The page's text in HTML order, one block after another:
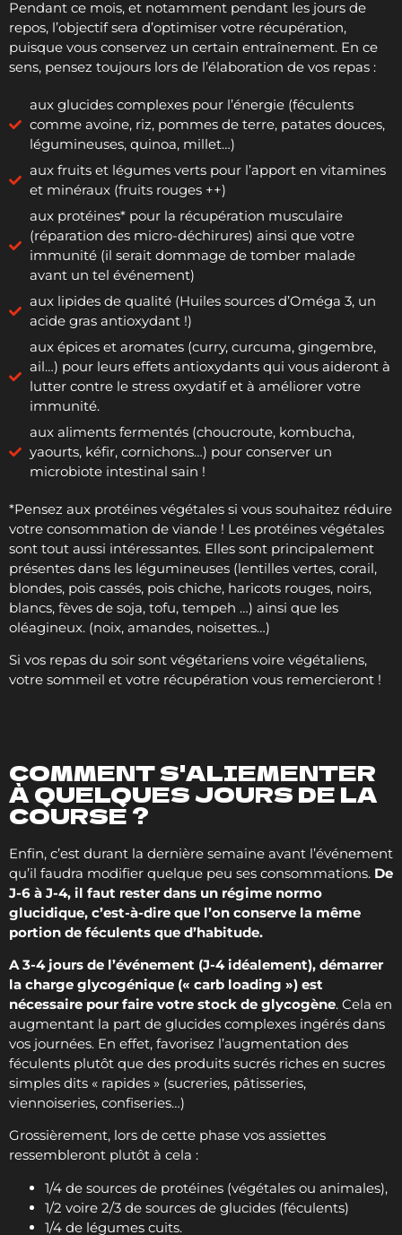
Pendant ce mois, et notamment pendant les jours de
repos, l’objectif sera d’optimiser votre récupération,
puisque vous conservez un certain entraînement. En ce
sens, pensez toujours lors de l’élaboration de vos repas :
aux glucides complexes pour l’énergie (féculents
comme avoine, riz, pommes de terre, patates douces,
légumineuses, quinoa, millet…)
aux fruits et légumes verts pour l’apport en vitamines
et minéraux (fruits rouges ++)
aux protéines* pour la récupération musculaire
(réparation des micro-déchirures) ainsi que votre
immunité (il serait dommage de tomber malade
avant un tel événement)
aux lipides de qualité (Huiles sources d’Oméga 3, un
acide gras antioxydant !)
aux épices et aromates (curry, curcuma, gingembre,
ail…) pour leurs effets antioxydants qui vous aideront à
lutter contre le stress oxydatif et à améliorer votre
immunité.
aux aliments fermentés (choucroute, kombucha,
yaourts, kéfir, cornichons…) pour conserver un
microbiote intestinal sain !
*Pensez aux protéines végétales si vous souhaitez réduire
votre consommation de viande ! Les protéines végétales
sont tout aussi intéressantes. Elles sont principalement
présentes dans les légumineuses (lentilles vertes, corail,
blondes, pois cassés, pois chiche, haricots rouges, noirs,
blancs, fèves de soja, tofu, tempeh …) ainsi que les
oléagineux. (noix, amandes, noisettes…)
Si vos repas du soir sont végétariens voire végétaliens,
votre sommeil et votre récupération vous remercieront !
COMMENT S'ALIEMENTER
À QUELQUES JOURS DE LA
COURSE ?
Enfin, c’est durant la dernière semaine avant l’événement
qu’il faudra modifier quelque peu ses consommations. De
J-6 à J-4, il faut rester dans un régime normo
glucidique, c’est-à-dire que l’on conserve la même
portion de féculents que d’habitude.
A 3-4 jours de l’événement (J-4 idéalement), démarrer
la charge glycogénique (« carb loading ») est
nécessaire pour faire votre stock de glycogène. Cela en
augmentant la part de glucides complexes ingérés dans
vos journées. En effet, favorisez l’augmentation des
féculents plutôt que des produits sucrés riches en sucres
simples dits « rapides » (sucreries, pâtisseries,
viennoiseries, confiseries…)
Grossièrement, lors de cette phase vos assiettes
ressembleront plutôt à cela :
1/4 de sources de protéines (végétales ou animales),
1/2 voire 2/3 de sources de glucides (féculents)
1/4 de légumes cuits.